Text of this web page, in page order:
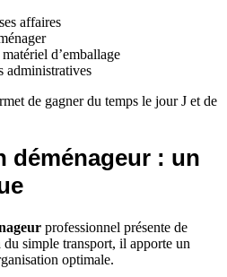
affaires
d’emballage
administratives
de gagner du temps le jour J et de
déménageur : un
professionnel présente de
simple transport, il apporte un
optimale.